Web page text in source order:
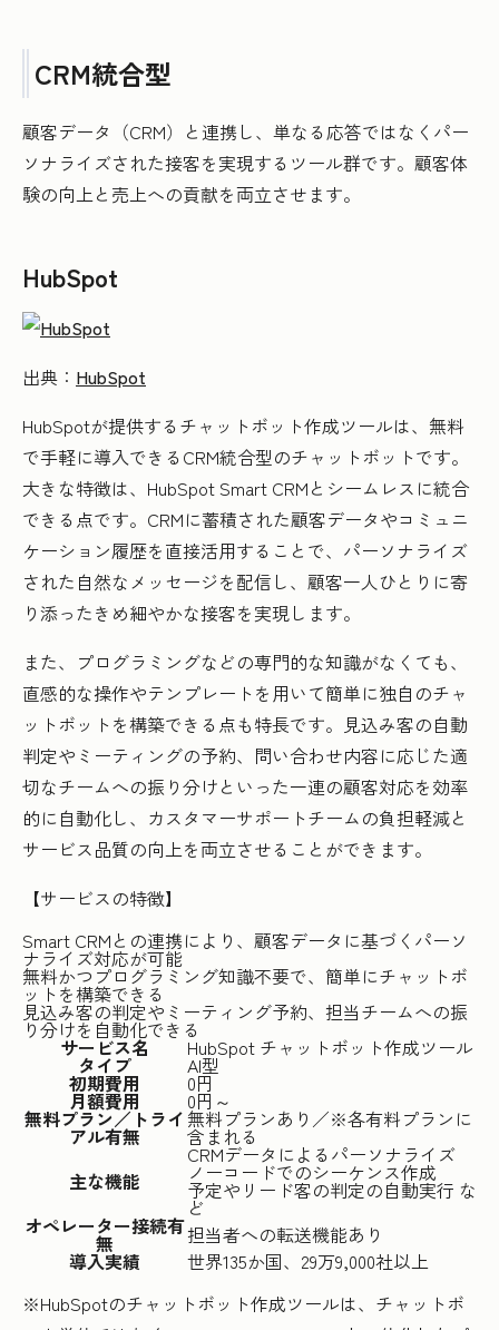
CRM統合型
顧客データ（CRM）と連携し、単なる応答ではなくパー
ソナライズされた接客を実現するツール群です。顧客体
験の向上と売上への貢献を両立させます。
HubSpot
出典： HubSpot
HubSpotが提供するチャットボット作成ツールは、無料
で手軽に導入できるCRM統合型のチャットボットです。
大きな特徴は、HubSpot Smart CRMとシームレスに統合
できる点です。CRMに蓄積された顧客データやコミュニ
ケーション履歴を直接活用することで、パーソナライズ
された自然なメッセージを配信し、顧客一人ひとりに寄
り添ったきめ細やかな接客を実現します。
また、プログラミングなどの専門的な知識がなくても、
直感的な操作やテンプレートを用いて簡単に独自のチャ
ットボットを構築できる点も特長です。見込み客の自動
判定やミーティングの予約、問い合わせ内容に応じた適
切なチームへの振り分けといった一連の顧客対応を効率
的に自動化し、カスタマーサポートチームの負担軽減と
サービス品質の向上を両立させることができます。
【サービスの特徴】
Smart CRMとの連携により、顧客データに基づくパーソ
ナライズ対応が可能
無料かつプログラミング知識不要で、簡単にチャットボ
ットを構築できる
見込み客の判定やミーティング予約、担当チームへの振
り分けを自動化できる
サービス名 HubSpot チャットボット作成ツール
タイプ AI型
初期費用 0円
月額費用 0円～
無料プラン／トライ
アル有無
無料プランあり／※各有料プランに
含まれる
主な機能
CRMデータによるパーソナライズ
ノーコードでのシーケンス作成
予定やリード客の判定の自動実行 な
ど
オペレーター接続有
無
担当者への転送機能あり
導入実績
世界135か国、29万9,000社以上
※HubSpotのチャットボット作成ツールは、チャットボ